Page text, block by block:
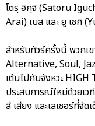
โตรุ อิกุจิ (Satoru
Arai) เบส และ ยู เซกิ
สำหรับทัวร์ครั้งนี้ พวกเ
Alternative, Soul,
เต้นไปกับจังหวะ
ประสบการณ์ใหม่ด้วยเ
สี เสียง และเลเซอร์ที่จั